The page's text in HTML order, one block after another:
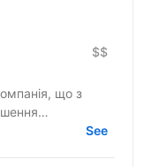
$$
що з
у сфері
See